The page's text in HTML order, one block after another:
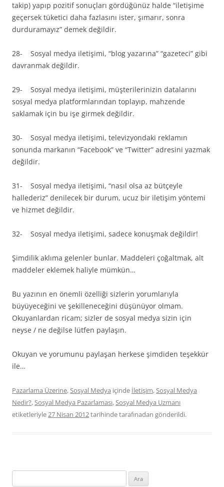
takip) yapıp pozitif sonuçları gördüğünüz halde “iletişime
geçersek tüketici daha fazlasını ister, şımarır, sonra
durduramayız” demek değildir.
28- Sosyal medya iletişimi, “blog yazarına” “gazeteci” gibi
davranmak değildir.
29- Sosyal medya iletişimi, müşterilerinizin datalarını
sosyal medya platformlarından toplayıp, mahzende
saklamak için bu işe girmek değildir.
30- Sosyal medya iletişimi, televizyondaki reklamın
sonunda markanın “Facebook” ve “Twitter” adresini yazmak
değildir.
31- Sosyal medya iletişimi, “nasıl olsa az bütçeyle
hallederiz” denilecek bir durum, ucuz bir iletişim yöntemi
ve hizmet değildir.
32- Sosyal medya iletişimi, sadece konuşmak değildir!
Şimdilik aklıma gelenler bunlar. Maddeleri çoğaltmak, alt
maddeler eklemek haliyle mümkün…
Bu yazının en önemli özelliği sizlerin yorumlarıyla
büyüyeceğini ve şekilleneceğini düşünüyor olmam.
Okuyanlardan ricam; sizler de sosyal medya sizin için
neyse / ne değilse lütfen paylaşın.
Okuyan ve yorumunu paylaşan herkese şimdiden teşekkür
ile…
Pazarlama Üzerine,Sosyal Medya içinde İletişim,Sosyal Medya
Nedir?,Sosyal Medya Pazarlaması,Sosyal Medya Uzmanı
etiketleriyle27 Nisan 2012tarihindetarafınadan gönderildi.